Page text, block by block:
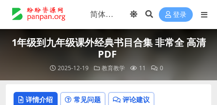
登录
1年级到九年级课外经典书目合集 非常全 高清
PDF
2025-12-19 教育教学 11 0
详情介绍 常见问题 评论建议